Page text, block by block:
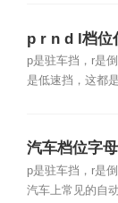
p r n d l档位
p是驻车挡，r是
是低速挡，这都
汽车档位字
p是驻车挡，r是
汽车上常见的自